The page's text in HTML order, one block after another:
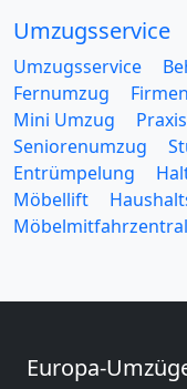
Umzugsservice
Umzugsservice
Fernumzug
Mini Umzug
Seniorenumzug
Entrümpelung
Möbellift
Europa-